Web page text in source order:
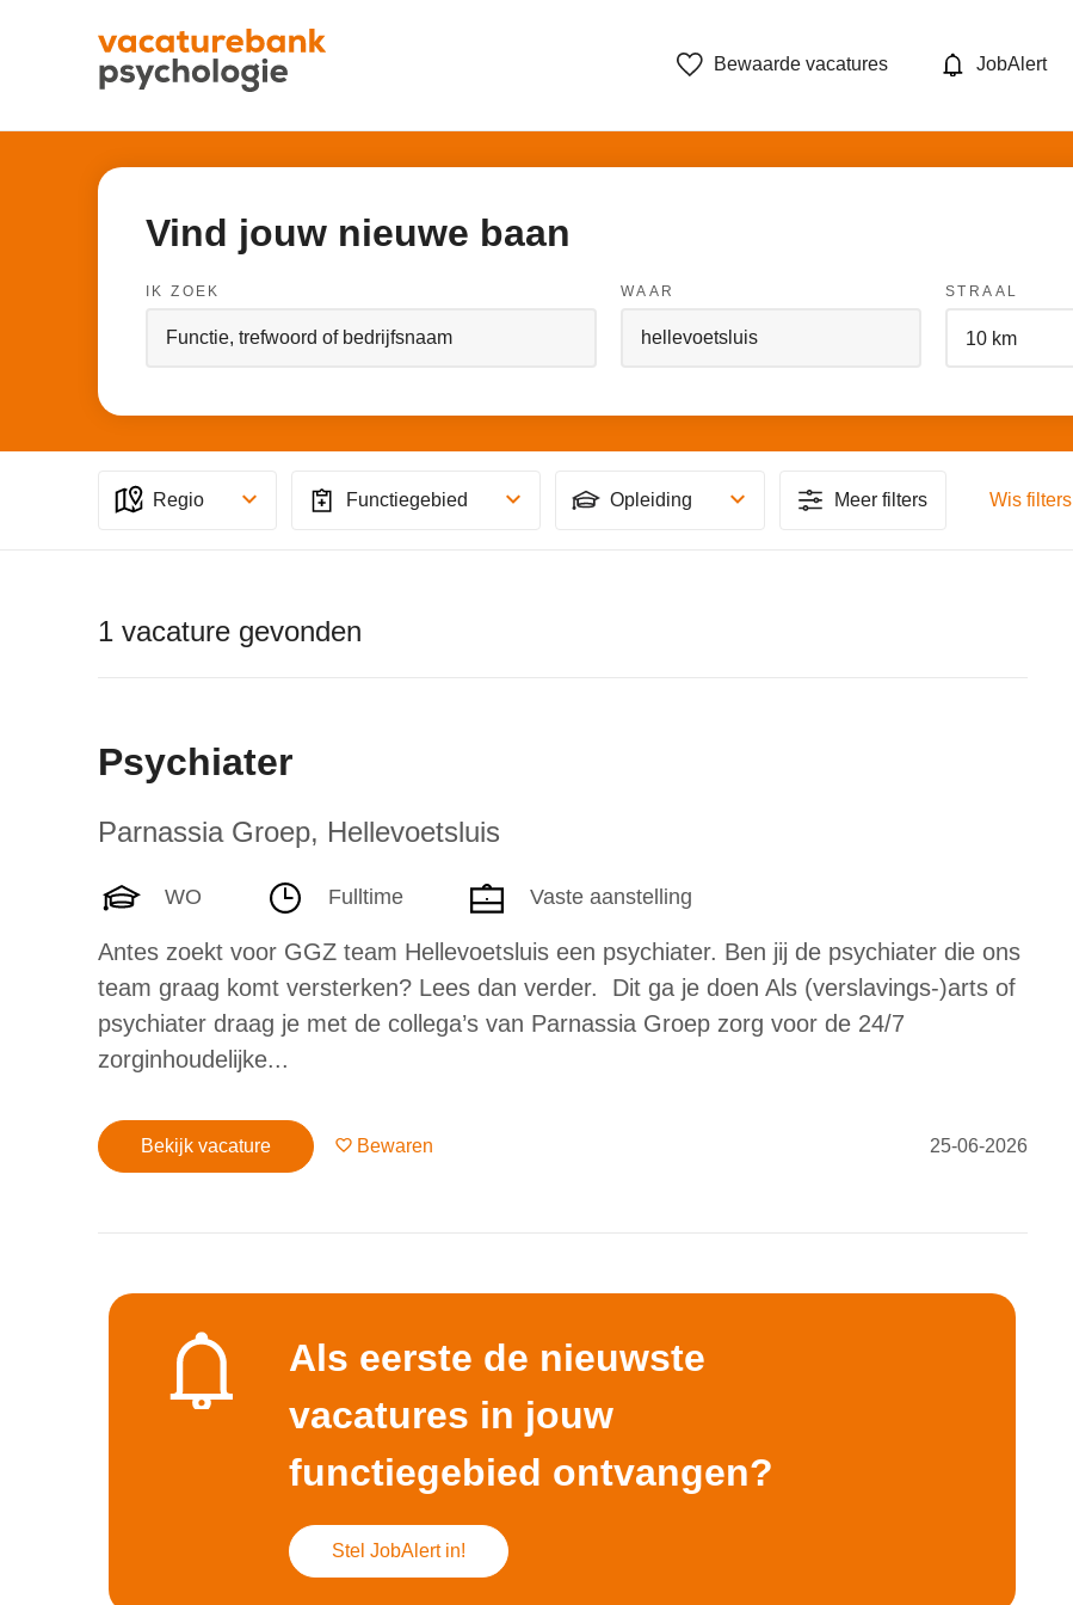
Bewaarde vacatures JobAlert
Vind jouw nieuwe baan
IK ZOEK WAAR STRAAL
Regio Functiegebied Opleiding Meer filters Wis filters
1 vacature gevonden
Psychiater
Parnassia Groep, Hellevoetsluis
WO Fulltime Vaste aanstelling
Antes zoekt voor GGZ team Hellevoetsluis een psychiater. Ben jij de psychiater die ons
team graag komt versterken? Lees dan verder. Dit ga je doen Als (verslavings-)arts of
psychiater draag je met de collega’s van Parnassia Groep zorg voor de 24/7
zorginhoudelijke...
Bekijk vacature Bewaren 25-06-2026
Als eerste de nieuwste
vacatures in jouw
functiegebied ontvangen?
Stel JobAlert in!